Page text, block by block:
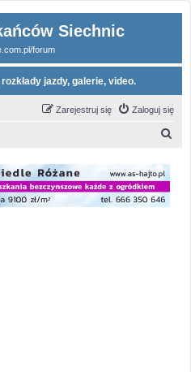
Siechnic
forum
jazdy, galerie, video.
Zaloguj się
Zarejestruj się